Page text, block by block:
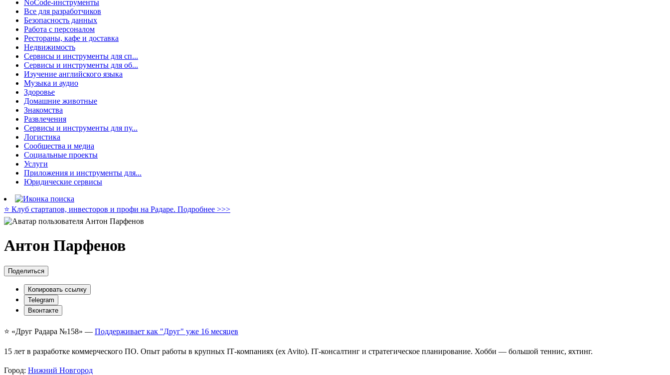
NoCode-инструменты
Все для разработчиков
Безопасность данных
Работа с персоналом
Рестораны, кафе и доставка
Недвижимость
Сервисы и инструменты для сп...
Сервисы и инструменты для об...
Изучение английского языка
Музыка и аудио
Здоровье
Домашние животные
Знакомства
Развлечения
Сервисы и инструменты для пу...
Логистика
Сообщества и медиа
Социальные проекты
Услуги
Приложения и инструменты для...
Юридические сервисы
⭐️ Клуб стартапов, инвесторов и профи на Радаре. Подробнее >>>
Антон Парфенов
Поделиться
Копировать ссылку
Telegram
Вконтакте
⭐️ «Друг Радара №158» — Поддерживает как "Друг" уже 16 месяцев
15 лет в разработке коммерческого ПО. Опыт работы в крупных IT‑компаниях (ex Avito). IT‑консалтинг и стратегическое планирование. Хобби — большой теннис, яхтинг.
Город: Нижний Новгород